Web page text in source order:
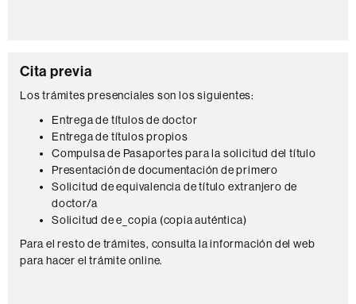
t
o
C
o
o
Cita previa
Los trámites presenciales son los siguientes:
Entrega de títulos de doctor
Entrega de títulos propios
Compulsa de Pasaportes para la solicitud del título
Presentación de documentación de primero
Solicitud de equivalencia de título extranjero de
doctor/a
Solicitud de e_copia (copia auténtica)
Para el resto de trámites, consulta la información del web
para hacer el trámite online.